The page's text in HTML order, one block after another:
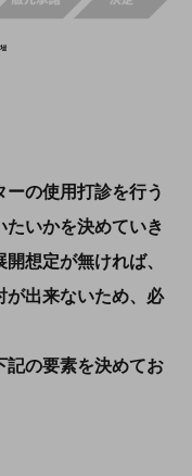
ーの使用打診を行う
いかを決めていき
想定が無ければ、
が出来ないため、必
記の要素を決めてお